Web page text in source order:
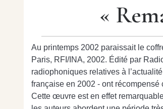
«
Au printemps 2002 paraissait le
Paris, RFI/INA, 2002. Édité par
radiophoniques relatives à
française en 2002 - ont
Cette œuvre est en effet